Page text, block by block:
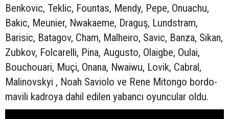
Benkovic, Teklic, Fountas, Mendy, Pepe, Onuachu,
Bakic, Meunier, Nwakaeme, Draguş, Lundstram,
Barisic, Batagov, Cham, Malheiro, Savic, Banza, Sikan,
Zubkov, Folcarelli, Pina, Augusto, Olaigbe, Oulai,
Bouchouari, Muçi, Onana, Nwaiwu, Lovik, Cabral,
Malinovskyi , Noah Saviolo ve Rene Mitongo bordo-
mavili kadroya dahil edilen yabancı oyuncular oldu.